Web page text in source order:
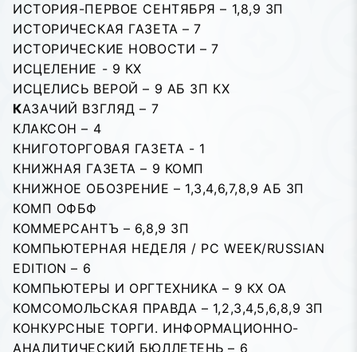
ИСТОРИЯ-ПЕРВОЕ СЕНТЯБРЯ – 1,8,9 ЗП
ИСТОРИЧЕСКАЯ ГАЗЕТА – 7
ИСТОРИЧЕСКИЕ НОВОСТИ – 7
ИСЦЕЛЕНИЕ - 9 КХ
ИСЦЕЛИСЬ ВЕРОЙ – 9 АБ ЗП КХ
КАЗАЧИЙ ВЗГЛЯД – 7
КЛАКСОН – 4
КНИГОТОРГОВАЯ ГАЗЕТА - 1
КНИЖНАЯ ГАЗЕТА – 9 КОМП
КНИЖНОЕ ОБОЗРЕHИЕ – 1,3,4,6,7,8,9 АБ ЗП
КОМП ОФБФ
КОММЕРСАНТЪ – 6,8,9 ЗП
КОМПЬЮТЕРНАЯ НЕДЕЛЯ / PC WEEK/RUSSIAN
EDITION – 6
КОМПЬЮТЕРЫ И ОРГТЕХНИКА – 9 КХ ОА
КОМСОМОЛЬСКАЯ ПРАВДА – 1,2,3,4,5,6,8,9 ЗП
КОНКУРСНЫЕ ТОРГИ. ИНФОРМАЦИОННО-
АНАЛИТИЧЕСКИЙ БЮЛЛЕТЕНЬ – 6